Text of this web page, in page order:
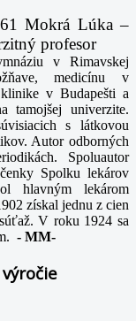
Mokrá Lúka –
profesor
v Rimavskej
medicínu v
v Budapešti a
tamojšej univerzite.
s látkovou
Autor odborných
Spoluautor
Spolku lekárov
hlavným lekárom
získal jednu z cien
V roku 1924 sa
- MM-